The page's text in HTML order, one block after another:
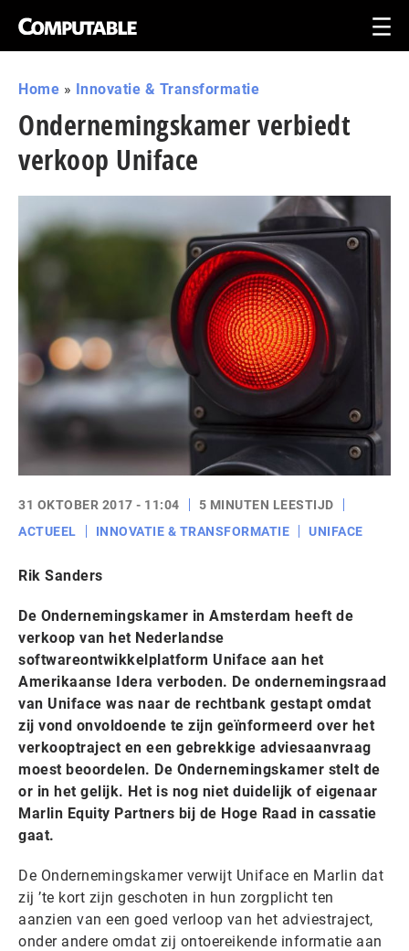
Home » Innovatie & Transformatie
Ondernemingskamer verbiedt
verkoop Uniface
31 OKTOBER 2017 - 11:04
5 MINUTEN LEESTIJD
ACTUEEL
INNOVATIE & TRANSFORMATIE UNIFACE
Rik Sanders
De Ondernemingskamer in Amsterdam heeft de
verkoop van het Nederlandse
softwareontwikkelplatform Uniface aan het
Amerikaanse Idera verboden. De ondernemingsraad
van Uniface was naar de rechtbank gestapt omdat
zij vond onvoldoende te zijn geïnformeerd over het
verkooptraject en een gebrekkige adviesaanvraag
moest beoordelen. De Ondernemingskamer stelt de
or in het gelijk. Het is nog niet duidelijk of eigenaar
Marlin Equity Partners bij de Hoge Raad in cassatie
gaat.
De Ondernemingskamer verwijt Uniface en Marlin dat
zij ’te kort zijn geschoten in hun zorgplicht ten
aanzien van een goed verloop van het adviestraject,
onder andere omdat zij ontoereikende informatie aan